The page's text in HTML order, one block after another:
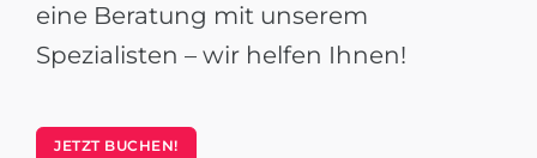
eine Beratung mit unserem
Spezialisten – wir helfen Ihnen!
JETZT BUCHEN!